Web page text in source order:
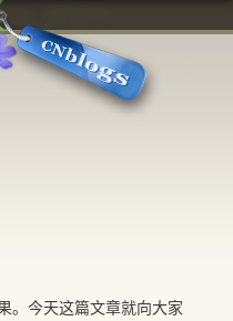
今天这篇文章就向大家